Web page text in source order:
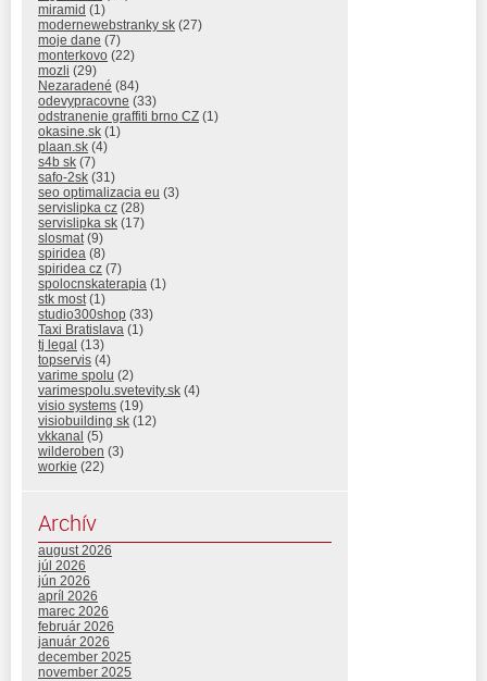
miramid (1)
modernewebstranky sk (27)
moje dane (7)
monterkovo (22)
mozli (29)
Nezaradené (84)
odevypracovne (33)
odstranenie graffiti brno CZ (1)
okasine.sk (1)
plaan.sk (4)
s4b sk (7)
safo-2sk (31)
seo optimalizacia eu (3)
servislipka cz (28)
servislipka sk (17)
slosmat (9)
spiridea (8)
spiridea cz (7)
spolocnskaterapia (1)
stk most (1)
studio300shop (33)
Taxi Bratislava (1)
tj legal (13)
topservis (4)
varime spolu (2)
varimespolu.svetevity.sk (4)
visio systems (19)
visiobuilding sk (12)
vkkanal (5)
wilderoben (3)
workie (22)
Archív
august 2026
júl 2026
jún 2026
apríl 2026
marec 2026
február 2026
január 2026
december 2025
november 2025